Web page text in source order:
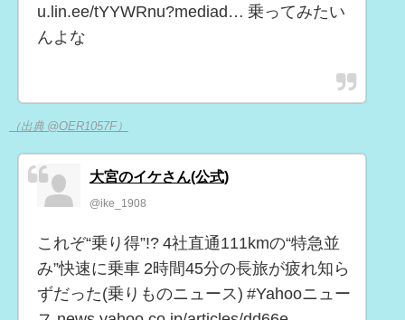
u.lin.ee/tYYWRnu?mediad… 乗ってみたい
んよな
（出典 @OER1057F）
大宮のイケさん(公式)
@ike_1908
これぞ“乗り得”!? 4社直通111kmの“特急並
み”快速に乗車 2時間45分の長旅が疲れ知ら
ずだった(乗りものニュース) #Yahooニュー